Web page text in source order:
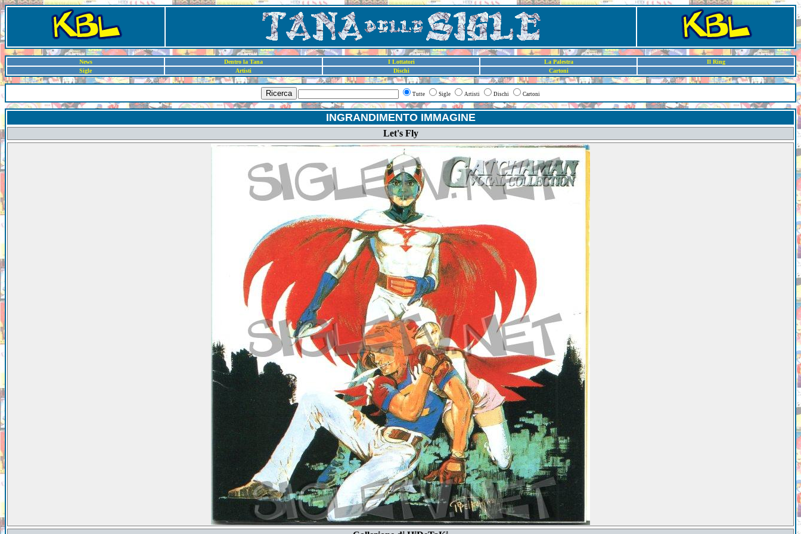
News Dentro la Tana I Lottatori La Palestra
Il Ring
Sigle
Artisti Dischi Cartoni
Ricerca Tutte Sigle Artisti Dischi Cartoni
INGRANDIMENTO IMMAGINE
Let's Fly